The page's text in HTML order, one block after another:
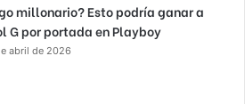
millonario? Esto podría ganar a
G por portada en Playboy
abril de 2026